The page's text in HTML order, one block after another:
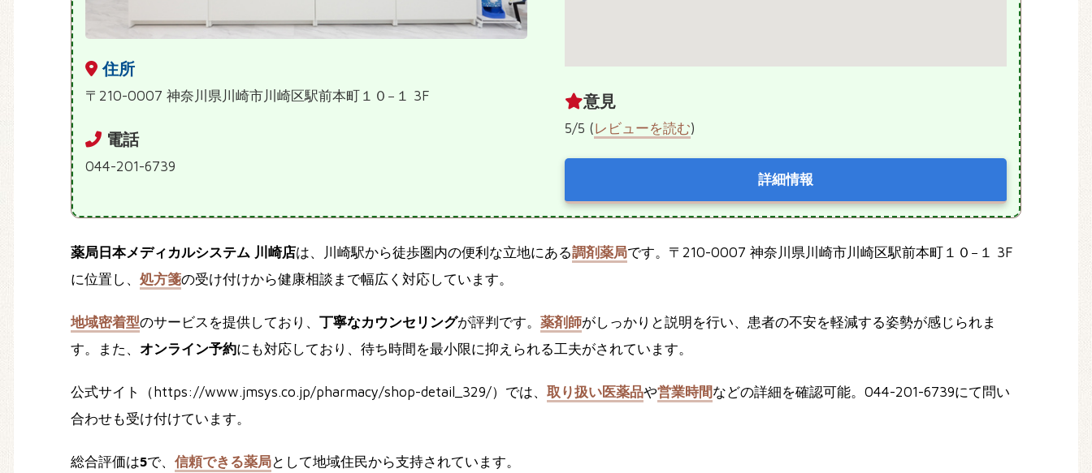
住所
〒210-0007 神奈川県川崎市川崎区駅前本町１０−１ 3F
電話
044-201-6739
意見
5/5 (レビューを読む)
詳細情報
薬局日本メディカルシステム 川崎店は、川崎駅から徒歩圏内の便利な立地にある調剤薬局です。〒210-0007 神奈川県川崎市川崎区駅前本町１０−１ 3F
に位置し、 処方箋の受け付けから健康相談まで幅広く対応しています。
地域密着型のサービスを提供しており、 丁寧なカウンセリングが評判です。 薬剤師がしっかりと説明を行い、患者の不安を軽減する姿勢が感じられま
す。また、 オンライン予約にも対応しており、待ち時間を最小限に抑えられる工夫がされています。
公式サイト（https://www.jmsys.co.jp/pharmacy/shop-detail_329/）では、 取り扱い医薬品や営業時間などの詳細を確認可能。044-201-6739にて問い
合わせも受け付けています。
総合評価は5で、 信頼できる薬局として地域住民から支持されています。